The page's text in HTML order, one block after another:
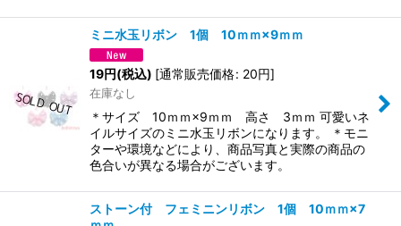
ミニ水玉リボン 1個 10ｍｍ×9ｍｍ
19円(税込) [通常販売価格: 20円]
在庫なし
＊サイズ 10ｍｍ×9ｍｍ 高さ 3ｍｍ 可愛いネ
イルサイズのミニ水玉リボンになります。 ＊モニ
ターや環境などにより、商品写真と実際の商品の
色合いが異なる場合がございます。
ストーン付 フェミニンリボン 1個 10ｍｍ×7